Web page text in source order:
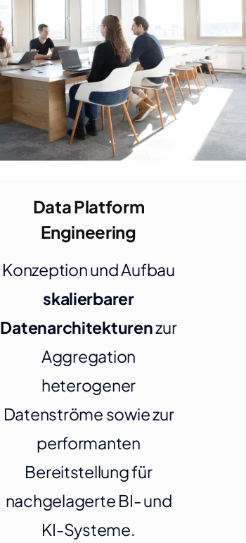
Data Platform
Engineering
Konzeption und Aufbau
skalierbarer
Datenarchitekturenzur
Aggregation
heterogener
Datenströme sowie zur
performanten
Bereitstellung für
nachgelagerte BI- und
KI-Systeme.